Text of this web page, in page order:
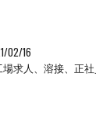
02/16
求人、溶接、正社